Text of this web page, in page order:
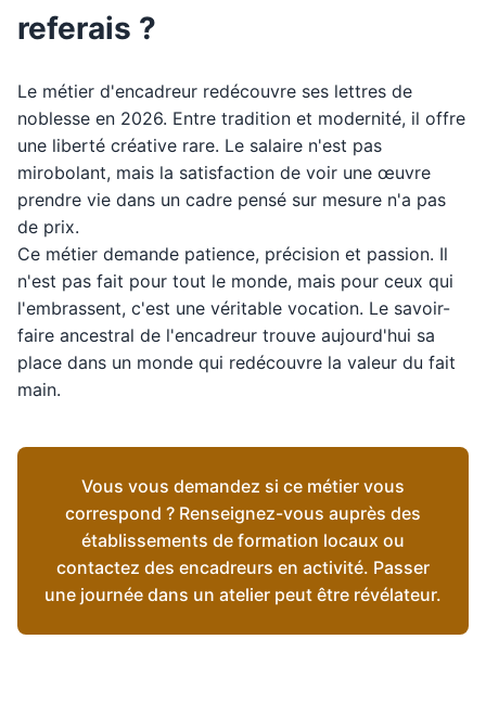
referais ?
Le métier d'encadreur redécouvre ses lettres de
noblesse en 2026. Entre tradition et modernité, il offre
une liberté créative rare. Le salaire n'est pas
mirobolant, mais la satisfaction de voir une œuvre
prendre vie dans un cadre pensé sur mesure n'a pas
de prix.
Ce métier demande patience, précision et passion. Il
n'est pas fait pour tout le monde, mais pour ceux qui
l'embrassent, c'est une véritable vocation. Le savoir-
faire ancestral de l'encadreur trouve aujourd'hui sa
place dans un monde qui redécouvre la valeur du fait
main.
Vous vous demandez si ce métier vous
correspond ? Renseignez-vous auprès des
établissements de formation locaux ou
contactez des encadreurs en activité. Passer
une journée dans un atelier peut être révélateur.